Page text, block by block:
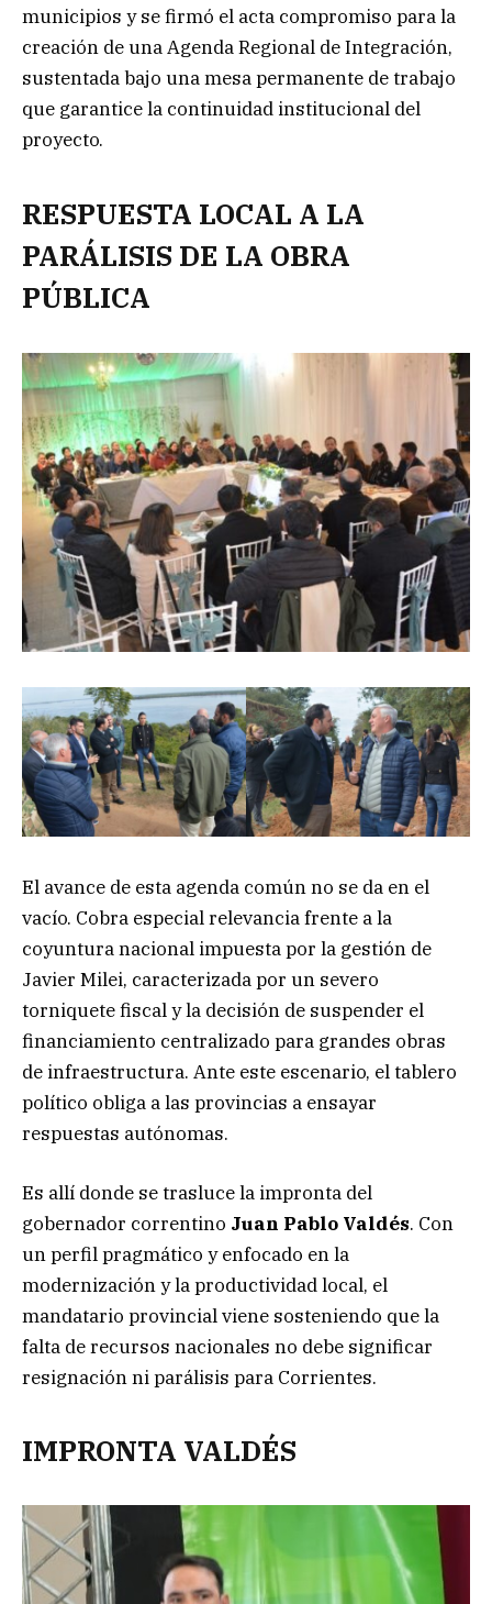
municipios y se firmó el acta compromiso para la
creación de una Agenda Regional de Integración,
sustentada bajo una mesa permanente de trabajo
que garantice la continuidad institucional del
proyecto.
RESPUESTA LOCAL A LA
PARÁLISIS DE LA OBRA
PÚBLICA
El avance de esta agenda común no se da en el
vacío. Cobra especial relevancia frente a la
coyuntura nacional impuesta por la gestión de
Javier Milei, caracterizada por un severo
torniquete fiscal y la decisión de suspender el
financiamiento centralizado para grandes obras
de infraestructura. Ante este escenario, el tablero
político obliga a las provincias a ensayar
respuestas autónomas.
Es allí donde se trasluce la impronta del
gobernador correntino Juan Pablo Valdés. Con
un perfil pragmático y enfocado en la
modernización y la productividad local, el
mandatario provincial viene sosteniendo que la
falta de recursos nacionales no debe significar
resignación ni parálisis para Corrientes.
IMPRONTA VALDÉS